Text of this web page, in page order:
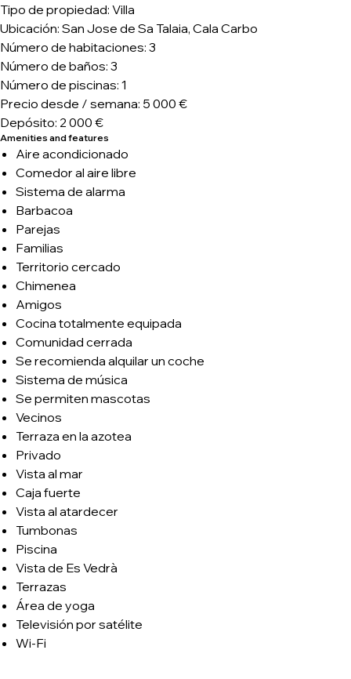
Tipo de propiedad: Villa
Ubicación: San Jose de Sa Talaia, Cala Carbo
Número de habitaciones: 3
Número de baños: 3
Número de piscinas: 1
Precio desde / semana: 5 000 €
Depósito: 2 000 €
Amenities and features
Aire acondicionado
Comedor al aire libre
Sistema de alarma
Barbacoa
Parejas
Familias
Territorio cercado
Chimenea
Amigos
Cocina totalmente equipada
Comunidad cerrada
Se recomienda alquilar un coche
Sistema de música
Se permiten mascotas
Vecinos
Terraza en la azotea
Privado
Vista al mar
Caja fuerte
Vista al atardecer
Tumbonas
Piscina
Vista de Es Vedrà
Terrazas
Área de yoga
Televisión por satélite
Wi-Fi